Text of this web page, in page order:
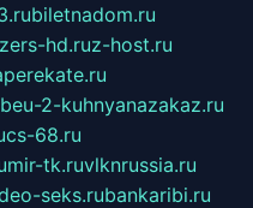
biletnadom.ru
hd.ruz-host.ru
2-kuhnyanazakaz.ru
cs-68.ru
mir-tk.ruvlknrussia.ru
seks.rubankaribi.ru